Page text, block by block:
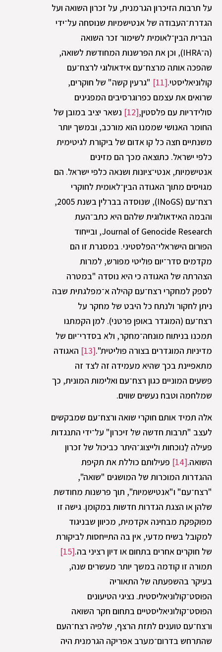
על תרבות הזיכרון הגרמנית, על זכרון השואה ועל
הגדרת־העבודה של אנטישמיות שנוסחה על־ידי
הברית הבין־לאומית לשימור זכר השואה
(ה־IHRA), וכן את הפרשנות המחודשת לשואה,
שהפכה אותה מרצח־עם אידאולוגי לרצח־עם
קולוניאליסטי.[11]
"גרעין קשה" של חוקרים,
שרואים את עצמם כפרוגרסיבים המפגינים
סולידריות עם פלסטין,[12]
נשאר יציב במובן של
החומר האנושי שממנו הוא מורכב, ובמשך יותר
משנתיים חצה כל קו אדום של ביקורת לגיטימית
כלפי ישראל. כתוצאה מכך הם מזינים
אנטישמיות, אנטי־ציונות ושנאה כלפי ישראל. הם
מגויסים מתוך האגודה הבין־לאומית לחוקרי
רצח־עם (INoGS), שנוסדה בברלין בשנת 2005,
והבמה האידאולוגית שלהם היא כתב־העת
Journal of Genocide Research, ובייחוד
הפורום הישראלי־הפלסטיני. במסגרת זו הם
מקדמים סדר־יום פוליטי מפורש, למרות
הצהרתה של האגודה כי היא נוסדה "במטרה
לספק למחקרי רצח־עם קהילה א־מפלגתית שבה
ניתן לחקור ולנתח כל היבט של מחקר על
רצח־עם (המוגדר באופן פרטני). למן הקמתנו
תמכנו בניתוח מונחה־מחקר, ולא בסדרי־יום של
מדיניות המוגדרים בצורה פוליטית".[13]
האגודה
מתאפיינת בכך שהיא מעמידה זה לצד זה
פשעים המוניים כגון רצח־עם ואלימות המונית, כך
שמלחמה וטבח נעשים שווים.
אלה תמיד אותם חוקרי שואה ורצח־עם שמבקשים
לעצב "תרבות חדשה של זיכרון" על־ידי התנגדות
פעילה לַנוכחות ולייצוג־היתר כביכול של זכרון
השואה.[14]
פעילותם כוללת את תקיפת
ההגדרות המוכרות של המושגים "שואה",
"רצח־עם" ו"אנטישמיות", תוך פרשנות מחודשת
שלהן או הצגת הגדרות חדשות במקומן. גישה זו
מפוקפקת מבחינה אקדמית, מכיוון שבניגוד
למקובל בשיח מדעי, אין בה התייחסות לביקורת
של חוקרים אחרים בתחום או דיון רציני בה.[15]
תמורה זו קודמה במשך יותר מעשרים שנה,
בעיקר בהשפעתה של התאוריה
הפוסט־קולוניאליסטית. נציגי הטיעונים
הפוסט־קולוניאליסטיים בתחום חקר השואה
ורצח־עם טוענים לתזת הרצף, שלפיה רצח־העם
שהתרחש בדרום־מערב אפריקה הגרמנית היה